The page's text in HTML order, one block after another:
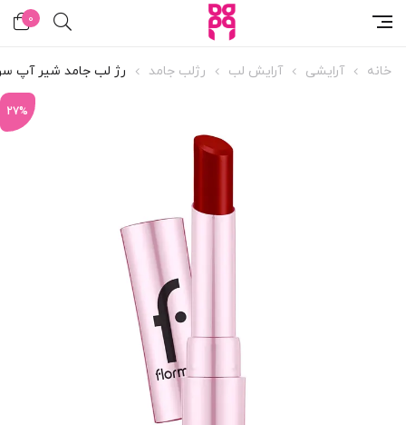
0
خانه آرایشی آرایش لب رژلب جامد رژ لب جامد شیر آپ
27%